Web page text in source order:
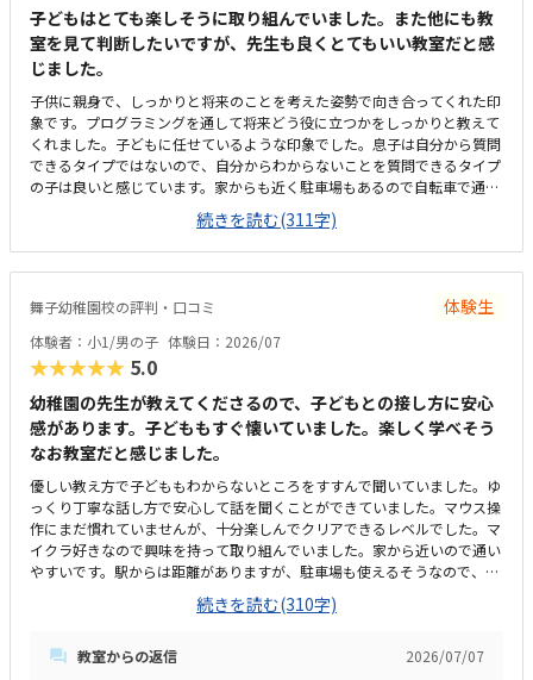
子どもはとても楽しそうに取り組んでいました。また他にも教
室を見て判断したいですが、先生も良くとてもいい教室だと感
じました。
子供に親身で、しっかりと将来のことを考えた姿勢で向き合ってくれた印
象です。プログラミングを通して将来どう役に立つかをしっかりと教えて
くれました。子どもに任せているような印象でした。息子は自分から質問
できるタイプではないので、自分からわからないことを質問できるタイプ
の子は良いと感じています。家からも近く駐車場もあるので自転車で通っ
たり、送迎したり、どちらもやりやすそうでした。全て問題なく、私語を
する子も少なくて良い雰囲気でした。椅子や机などもしっかりとパーソナ
ルに区切られていていいと思いました。現在行っているデジタネオンライ
ンよりは値段が上がってしまうため、その差を補って余りあるメリットが
続きを読む(311字)
舞子幼稚園校の評判・口コミ 体験生
体験者：小1/男の子 体験日：2026/07
★★★★★ 5.0
幼稚園の先生が教えてくださるので、子どもとの接し方に安心
感があります。子どももすぐ懐いていました。楽しく学べそう
なお教室だと感じました。
優しい教え方で子どももわからないところをすすんで聞いていました。ゆ
っくり丁寧な話し方で安心して話を聞くことができていました。マウス操
作にまだ慣れていませんが、十分楽しんでクリアできるレベルでした。マ
イクラ好きなので興味を持って取り組んでいました。家から近いので通い
やすいです。駅からは距離がありますが、駐車場も使えるそうなので、遠
方からでも通えると思います。現在幼稚園が工事中のためプレハブでの授
業です。工事の音も聞こえますが気になるほどではないです。工事完了後
月に3回なので割高だと思います。ＰＣ等は貸してもらえるので自分で用
続きを読む(310字)
教室からの返信
2026/07/07